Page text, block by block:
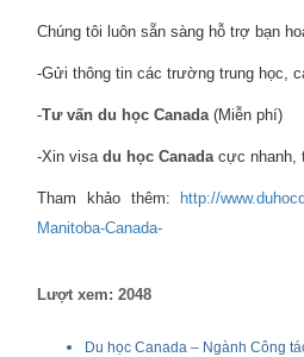
Chúng tôi luôn sẵn sàng hỗ trợ bạn
-Gửi thông tin các trường trung học,
-Tư vấn du học Canada(Miễn phí)
-Xin visa du học Canadacực nhanh,
Tham khảo thêm:
http://
Manitoba-Canada-
Lượt xem: 2048
Du học Canada – Ngành Công